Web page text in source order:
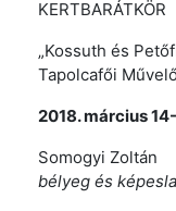
KERTBARÁTKÖR
„Kossuth és
Tapolcafői
2018. március
Somogyi Zoltán
bélyeg és